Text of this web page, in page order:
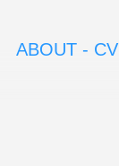
ABOUT - CV